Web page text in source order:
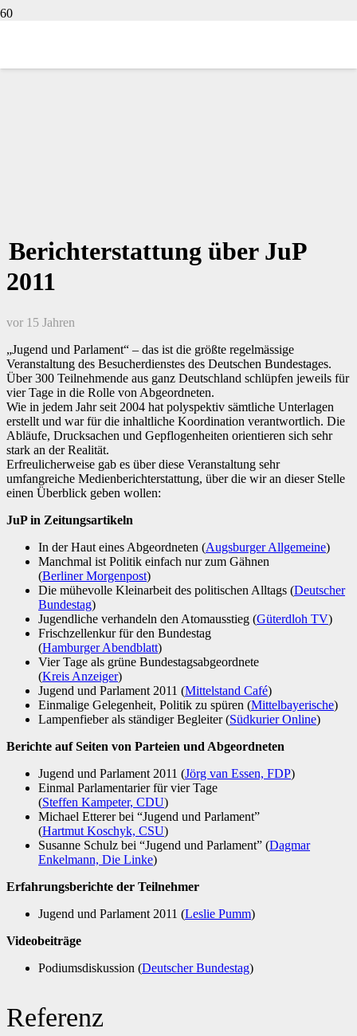
Berichterstattung über JuP
2011
vor 15 Jahren
„Jugend und Parlament“ – das ist die größte regelmässige
Veranstaltung des Besucherdienstes des Deutschen Bundestages.
Über 300 Teilnehmende aus ganz Deutschland schlüpfen jeweils für
vier Tage in die Rolle von Abgeordneten.
Wie in jedem Jahr seit 2004 hat polyspektiv sämtliche Unterlagen
erstellt und war für die inhaltliche Koordination verantwortlich. Die
Abläufe, Drucksachen und Gepflogenheiten orientieren sich sehr
stark an der Realität.
Erfreulicherweise gab es über diese Veranstaltung sehr
umfangreiche Medienberichterstattung, über die wir an dieser Stelle
einen Überblick geben wollen:
JuP in Zeitungsartikeln
In der Haut eines Abgeordneten (Augsburger Allgemeine)
Manchmal ist Politik einfach nur zum Gähnen
(Berliner Morgenpost)
Die mühevolle Kleinarbeit des politischen Alltags (Deutscher
Bundestag)
Jugendliche verhandeln den Atomausstieg (Güterdloh TV)
Frischzellenkur für den Bundestag
(Hamburger Abendblatt)
Vier Tage als grüne Bundestagsabgeordnete
(Kreis Anzeiger)
Jugend und Parlament 2011 (Mittelstand Café)
Einmalige Gelegenheit, Politik zu spüren (Mittelbayerische)
Lampenfieber als ständiger Begleiter (Südkurier Online)
Berichte auf Seiten von Parteien und Abgeordneten
Jugend und Parlament 2011 (Jörg van Essen, FDP)
Einmal Parlamentarier für vier Tage
(Steffen Kampeter, CDU)
Michael Etterer bei “Jugend und Parlament”
(Hartmut Koschyk, CSU)
Susanne Schulz bei “Jugend und Parlament” (Dagmar
Enkelmann, Die Linke)
Erfahrungsberichte der Teilnehmer
Jugend und Parlament 2011 (Leslie Pumm)
Videobeiträge
Podiumsdiskussion (Deutscher Bundestag)
Referenz